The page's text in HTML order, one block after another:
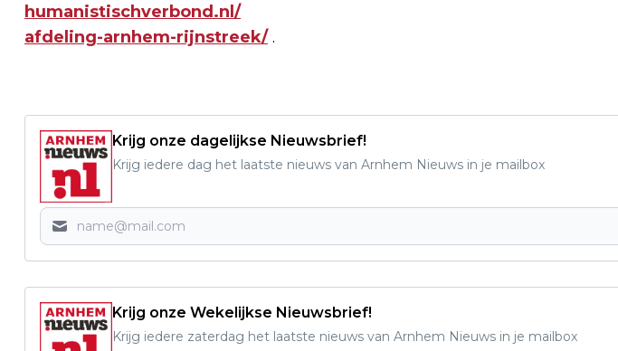
humanistischverbond.nl/
afdeling-arnhem-rijnstreek/.
Krijg onze dagelijkse Nieuwsbrief!
Krijg iedere dag het laatste nieuws van Arnhem Nieuws in je mailbox
Krijg onze Wekelijkse Nieuwsbrief!
Krijg iedere zaterdag het laatste nieuws van Arnhem Nieuws in je mailbox